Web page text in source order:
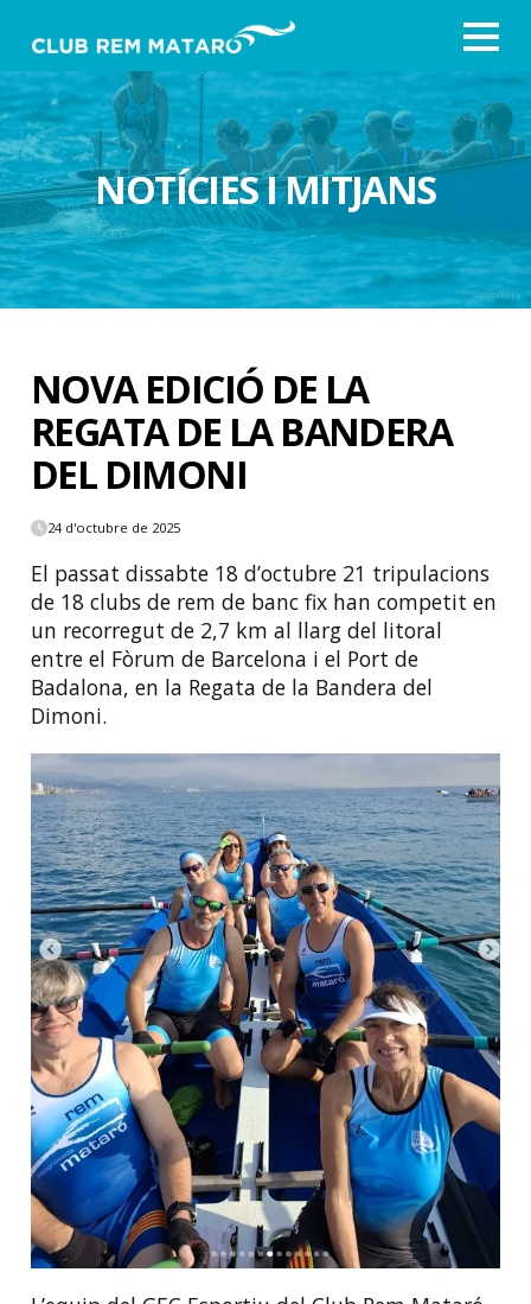
NOTÍCIES I MITJANS
NOVA EDICIÓ DE LA
REGATA DE LA BANDERA
DEL DIMONI
24 d'octubre de 2025
El passat dissabte 18 d’octubre 21 tripulacions
de 18 clubs de rem de banc fix han competit en
un recorregut de 2,7 km al llarg del litoral
entre el Fòrum de Barcelona i el Port de
Badalona, en la Regata de la Bandera del
Dimoni.